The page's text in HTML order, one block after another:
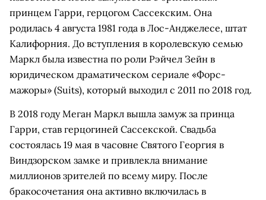
принцем Гарри, герцогом Сассекским. Она
родилась 4 августа 1981 года в Лос-Анджелесе, штат
Калифорния. До вступления в королевскую семью
Маркл была известна по роли Рэйчел Зейн в
юридическом драматическом сериале «Форс-
мажоры» (Suits), который выходил с 2011 по 2018 год.
В 2018 году Меган Маркл вышла замуж за принца
Гарри, став герцогиней Сассекской. Свадьба
состоялась 19 мая в часовне Святого Георгия в
Виндзорском замке и привлекла внимание
миллионов зрителей по всему миру. После
бракосочетания она активно включилась в